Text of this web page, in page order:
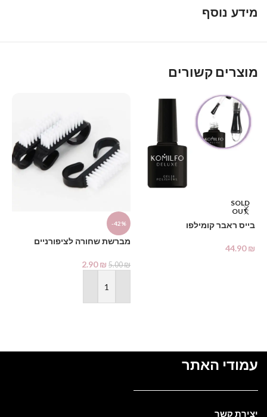
מידע נוסף
מוצרים קשורים
SOLD
OUT
בייס ראבר קומילפו
44.90₪
-42%
מברשת שחורה לציפורניים
5.00₪
2.90₪
הוספה לסל
עמודי האתר
יצירת קשר